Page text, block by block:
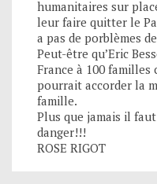
humanitaires sur
leur faire quitter le
a pas de porblèmes
Peut-être qu’Eric
France à 100 familles
pourrait accorder la
famille.
Plus que jamais il
danger!!!
ROSE RIGOT